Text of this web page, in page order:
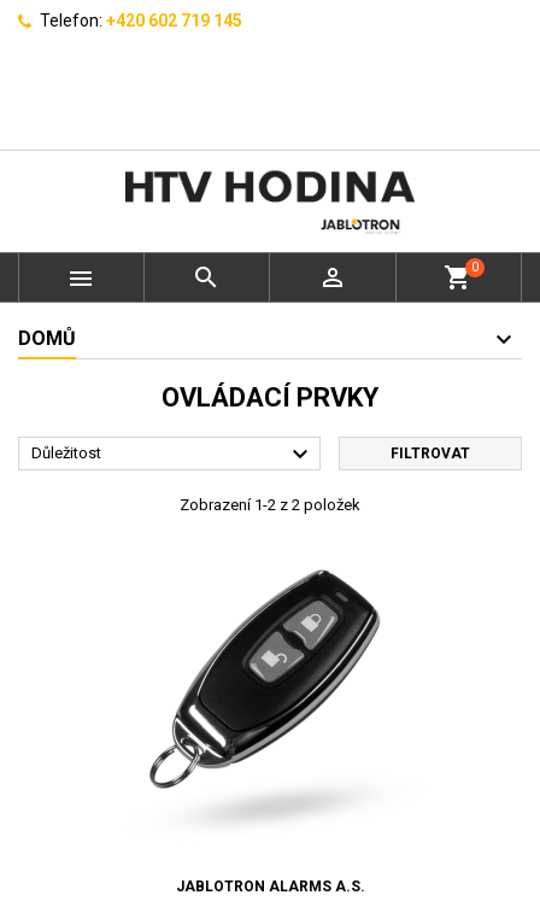
Telefon: +420 602 719 145
   shopping_cart0
DOMŮ
OVLÁDACÍ PRVKY
Důležitost  FILTROVAT
Zobrazení 1-2 z 2 položek
JABLOTRON ALARMS A.S.